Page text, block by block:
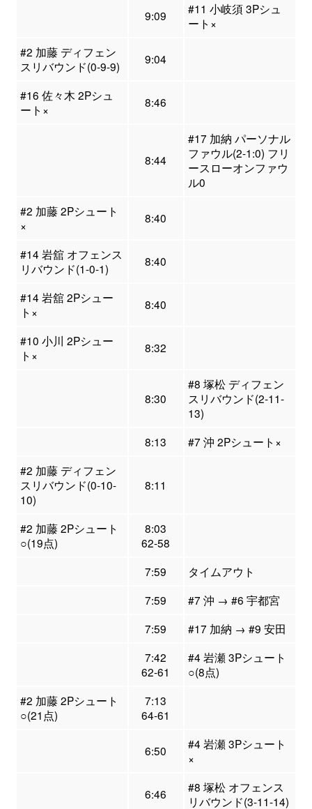
9:09
#11 小岐須 3Pシュ
ート×
#2 加藤 ディフェン
スリバウンド(0-9-9)
9:04
#16 佐々木 2Pシュ
ート×
8:46
8:44
#17 加納 パーソナル
ファウル(2-1:0) フリ
ースローオンファウ
ル0
#2 加藤 2Pシュート
×
8:40
#14 岩舘 オフェンス
リバウンド(1-0-1)
8:40
#14 岩舘 2Pシュー
ト×
8:40
#10 小川 2Pシュー
ト×
8:32
8:30
#8 塚松 ディフェン
スリバウンド(2-11-
13)
8:13
#7 沖 2Pシュート×
#2 加藤 ディフェン
スリバウンド(0-10-
10)
8:11
#2 加藤 2Pシュート
○(19点)
8:03
62-58
7:59
タイムアウト
7:59
#7 沖 → #6 宇都宮
7:59
#17 加納 → #9 安田
7:42
62-61
#4 岩瀬 3Pシュート
○(8点)
#2 加藤 2Pシュート
○(21点)
7:13
64-61
6:50
#4 岩瀬 3Pシュート
×
6:46
#8 塚松 オフェンス
リバウンド(3-11-14)